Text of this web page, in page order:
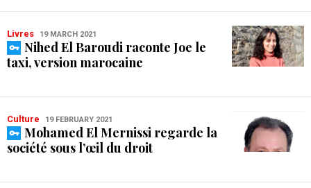
Livres 19 MARCH 2021
Nihed El Baroudi raconte Joe le
taxi, version marocaine
Culture 19 FEBRUARY 2021
Mohamed El Mernissi regarde la
société sous l’œil du droit